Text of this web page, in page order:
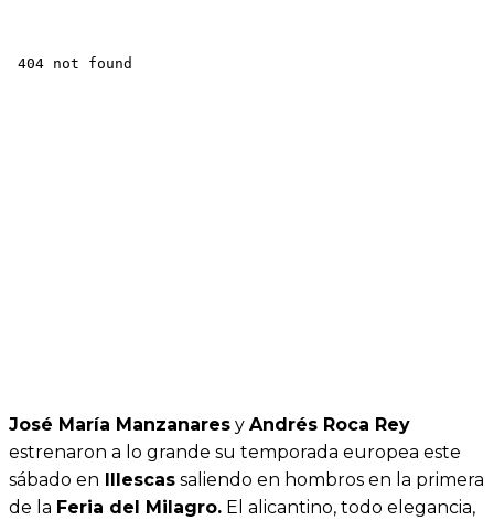
José María Manzanares y Andrés Roca Rey
estrenaron a lo grande su temporada europea este
sábado en Illescas saliendo en hombros en la primera
de la Feria del Milagro. El alicantino, todo elegancia,